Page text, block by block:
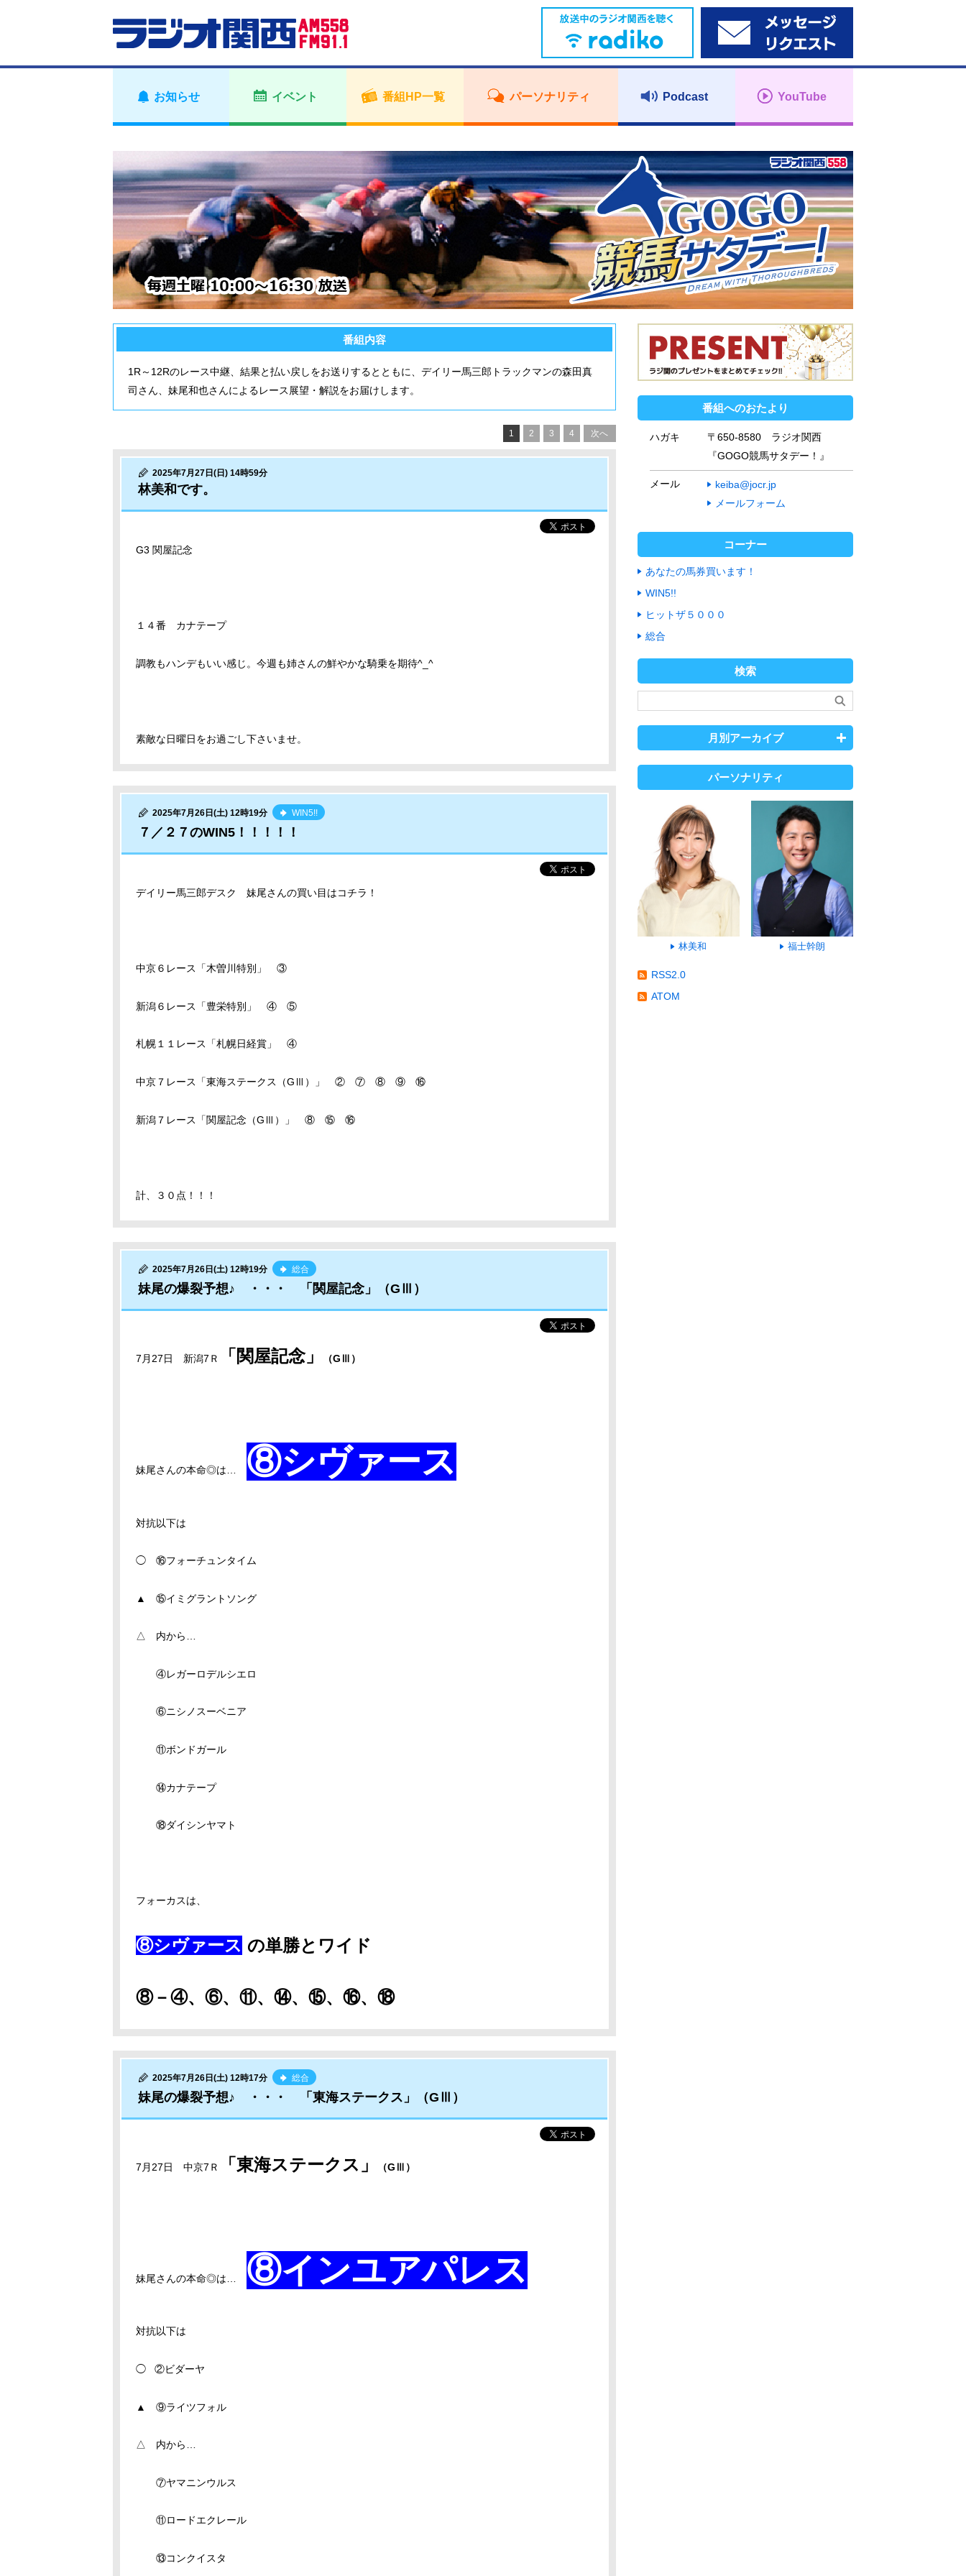
お知らせ イベント 番組HP一覧 パーソナリティ Podcast YouTube
番組内容
1R～12Rのレース中継、結果と払い戻しをお送りするとともに、デイリー馬三郎トラックマンの森田真
司さん、妹尾和也さんによるレース展望・解説をお届けします。
1 2 3 4 次へ
2025年7月27日(日) 14時59分
林美和です。
G3 関屋記念
１４番 カナテープ
調教もハンデもいい感じ。今週も姉さんの鮮やかな騎乗を期待^_^
素敵な日曜日をお過ごし下さいませ。
2025年7月26日(土) 12時19分 WIN5!!
７／２７のWIN5！！！！！
デイリー馬三郎デスク 妹尾さんの買い目はコチラ！
中京６レース「木曽川特別」 ③
新潟６レース「豊栄特別」 ④ ⑤
札幌１１レース「札幌日経賞」 ④
中京７レース「東海ステークス（GⅢ）」 ② ⑦ ⑧ ⑨ ⑯
新潟７レース「関屋記念（GⅢ）」 ⑧ ⑮ ⑯
計、３０点！！！
2025年7月26日(土) 12時19分 総合
妹尾の爆裂予想♪ ・・・ 「関屋記念」（GⅢ）
7月27日 新潟7Ｒ 「関屋記念」 （GⅢ）
妹尾さんの本命◎は… ⑧シヴァース
対抗以下は
◯ ⑯フォーチュンタイム
▲ ⑮イミグラントソング
△ 内から…
④レガーロデルシエロ
⑥ニシノスーベニア
⑪ボンドガール
⑭カナテープ
⑱ダイシンヤマト
フォーカスは、
⑧シヴァース の単勝とワイド
⑧－④、⑥、⑪、⑭、⑮、⑯、⑱
2025年7月26日(土) 12時17分 総合
妹尾の爆裂予想♪ ・・・ 「東海ステークス」（GⅢ）
7月27日 中京7Ｒ 「東海ステークス 」 （GⅢ）
妹尾さんの本命◎は… ⑧インユアパレス
対抗以下は
◯ ②ビダーヤ
▲ ⑨ライツフォル
△ 内から…
⑦ヤマニンウルス
⑪ロードエクレール
⑬コンクイスタ
番組へのおたより
ハガキ
〒650-8580 ラジオ関西
『GOGO競馬サタデー！』
メール
keiba@jocr.jp
メールフォーム
コーナー
あなたの馬券買います！
WIN5!!
ヒットザ５０００
総合
検索
月別アーカイブ
パーソナリティ
林美和 福士幹朗
RSS2.0
ATOM